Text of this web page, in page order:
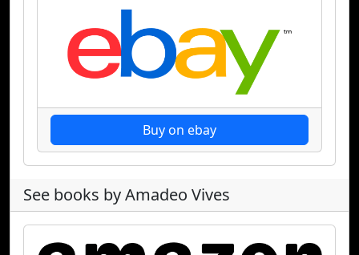
Buy on ebay
See books by Amadeo Vives